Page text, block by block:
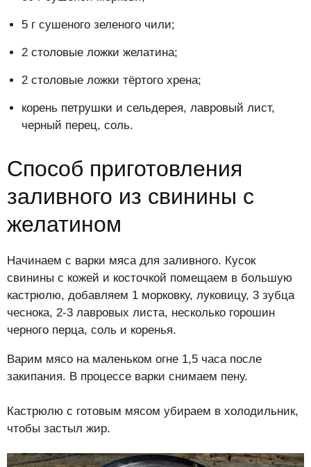
5 г сушеного зеленого чили;
2 столовые ложки желатина;
2 столовые ложки тёртого хрена;
корень петрушки и сельдерея, лавровый лист,
черный перец, соль.
Способ приготовления
заливного из свинины с
желатином
Начинаем с варки мяса для заливного. Кусок
свинины с кожей и косточкой помещаем в большую
кастрюлю, добавляем 1 морковку, луковицу, 3 зубца
чеснока, 2-3 лавровых листа, несколько горошин
черного перца, соль и коренья.
Варим мясо на маленьком огне 1,5 часа после
закипания. В процессе варки снимаем пену.
Кастрюлю с готовым мясом убираем в холодильник,
чтобы застыл жир.